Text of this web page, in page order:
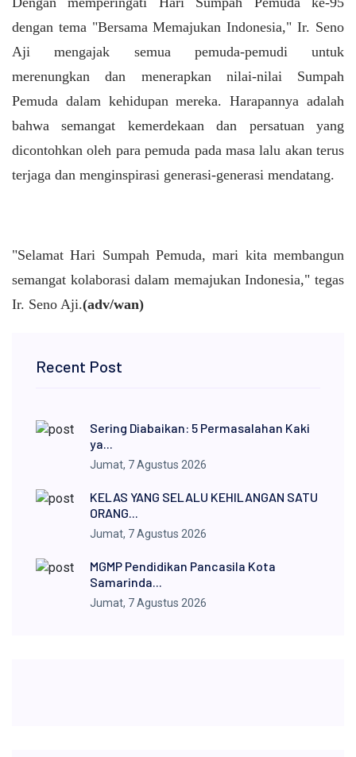
dengan tema "Bersama Memajukan Indonesia," Ir. Seno
Aji mengajak semua pemuda-pemudi untuk
merenungkan dan menerapkan nilai-nilai Sumpah
Pemuda dalam kehidupan mereka. Harapannya adalah
bahwa semangat kemerdekaan dan persatuan yang
dicontohkan oleh para pemuda pada masa lalu akan terus
terjaga dan menginspirasi generasi-generasi mendatang.
"Selamat Hari Sumpah Pemuda, mari kita membangun
semangat kolaborasi dalam memajukan Indonesia," tegas
Ir. Seno Aji.(adv/wan)
Recent Post
Sering Diabaikan: 5 Permasalahan Kaki
ya...
Jumat, 7 Agustus 2026
KELAS YANG SELALU KEHILANGAN SATU
ORANG...
Jumat, 7 Agustus 2026
MGMP Pendidikan Pancasila Kota
Samarinda...
Jumat, 7 Agustus 2026